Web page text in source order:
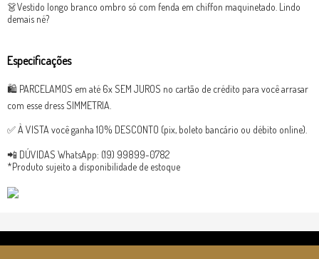
👗Vestido longo branco ombro só com fenda em chiffon maquinetado. Lindo
demais né?
Especificações
🛍 PARCELAMOS em até 6x SEM JUROS no cartão de crédito para você arrasar
com esse dress SIMMETRIA.
✅ À VISTA você ganha 10% DESCONTO (pix, boleto bancário ou débito online).
📲 DÚVIDAS WhatsApp: (19) 99899-0782
*Produto sujeito a disponibilidade de estoque